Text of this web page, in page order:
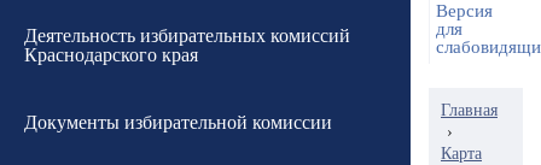
Деятельность избирательных комиссий
Краснодарского края
Документы избирательной комиссии
Версия
для
Главная
›
Карта